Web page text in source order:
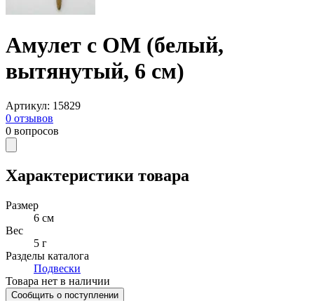
Амулет с ОМ (белый,
вытянутый, 6 см)
Артикул: 15829
0 отзывов
0 вопросов
Характеристики товара
Размер
6 см
Вес
5 г
Разделы каталога
Подвески
Товара нет в наличии
Сообщить о поступлении